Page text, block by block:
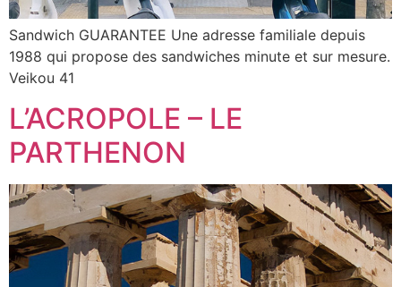
Sandwich GUARANTEE Une adresse familiale depuis
1988 qui propose des sandwiches minute et sur mesure.
Veikou 41
L’ACROPOLE – LE
PARTHENON